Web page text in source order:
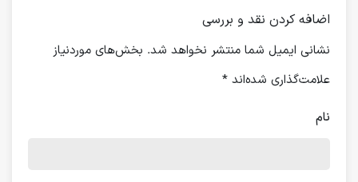
اضافه کردن نقد و بررسی
نشانی ایمیل شما منتشر نخواهد شد. بخش‌های موردنیاز
علامت‌گذاری شده‌اند *
نام